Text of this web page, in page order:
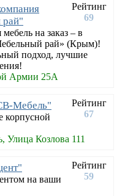
Рейтинг
69
на заказ – в
рай» (Крым)!
подход, лучшие
Армии 25А
Рейтинг
67
Мебель"
корпусной
Улица Козлова 111
Рейтинг
59
на ваши